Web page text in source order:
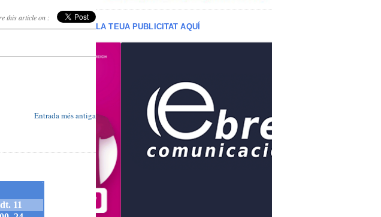
this article on :
Entrada més antiga
LA TEUA PUBLICITAT AQUÍ